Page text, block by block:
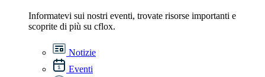
Informatevi sui nostri eventi, trovate risorse importanti e
scoprite di più su cflox.
Notizie
Eventi